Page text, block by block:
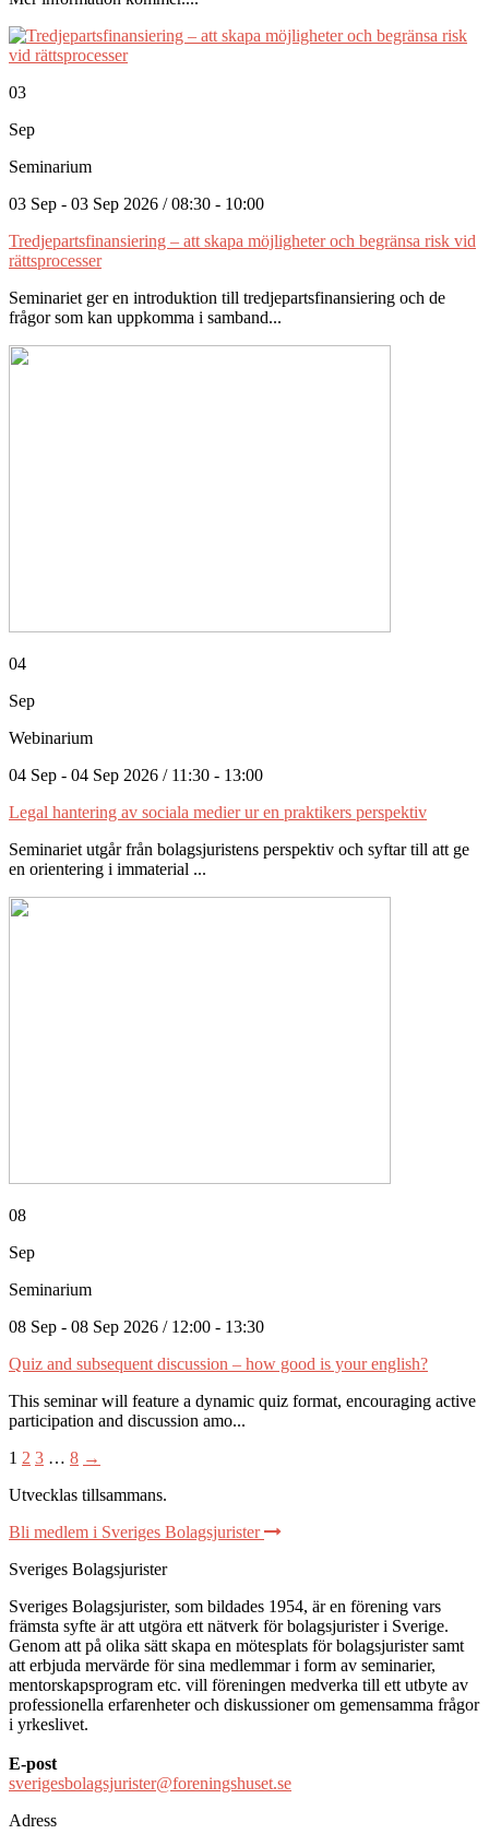
03
Sep
Seminarium
03 Sep - 03 Sep 2026 / 08:30 - 10:00
Tredjepartsfinansiering – att skapa möjligheter och begränsa risk vid
rättsprocesser
Seminariet ger en introduktion till tredjepartsfinansiering och de
frågor som kan uppkomma i samband...
04
Sep
Webinarium
04 Sep - 04 Sep 2026 / 11:30 - 13:00
Legal hantering av sociala medier ur en praktikers perspektiv
Seminariet utgår från bolagsjuristens perspektiv och syftar till att ge
en orientering i immaterial ...
08
Sep
Seminarium
08 Sep - 08 Sep 2026 / 12:00 - 13:30
Quiz and subsequent discussion – how good is your english?
This seminar will feature a dynamic quiz format, encouraging active
participation and discussion amo...
1 2 3 … 8 →
Utvecklas tillsammans.
Bli medlem i Sveriges Bolagsjurister
Sveriges Bolagsjurister
Sveriges Bolagsjurister, som bildades 1954, är en förening vars
främsta syfte är att utgöra ett nätverk för bolagsjurister i Sverige.
Genom att på olika sätt skapa en mötesplats för bolagsjurister samt
att erbjuda mervärde för sina medlemmar i form av seminarier,
mentorskapsprogram etc. vill föreningen medverka till ett utbyte av
professionella erfarenheter och diskussioner om gemensamma frågor
i yrkeslivet.
E-post
sverigesbolagsjurister@foreningshuset.se
Adress